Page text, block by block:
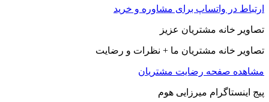
ارتباط در واتساپ برای مشاوره و خرید
تصاویر خانه مشتریان عزیز
تصاویر خانه مشتریان ما + نظرات و رضایت
مشاهده صفحه رضايت مشتريان
پیج اینستاگرام میرزایی هوم